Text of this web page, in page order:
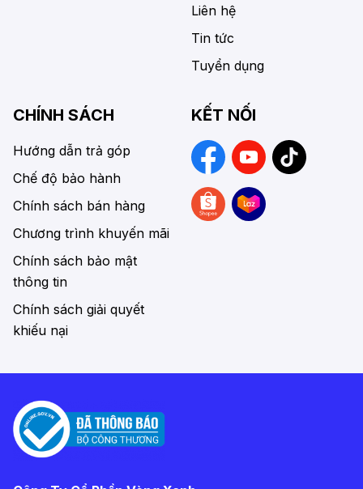
Liên hệ
Tin tức
Tuyển dụng
CHÍNH SÁCH
Hướng dẫn trả góp
Chế độ bảo hành
Chính sách bán hàng
Chương trình khuyến mãi
Chính sách bảo mật
thông tin
Chính sách giải quyết
khiếu nại
KẾT NỐI